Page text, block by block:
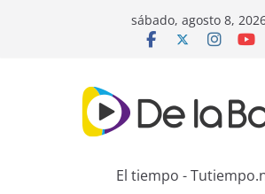
sábado, agosto 8,
El tiempo -